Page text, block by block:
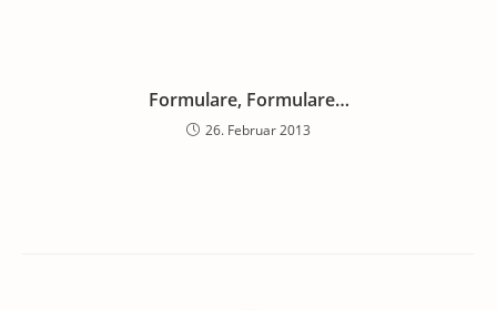
Formulare, Formulare…
26. Februar 2013